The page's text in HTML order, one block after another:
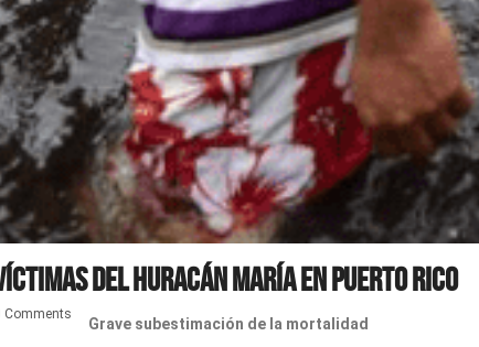
del huracán María en Puerto Rico
Comments
Grave subestimación de la mortalidad